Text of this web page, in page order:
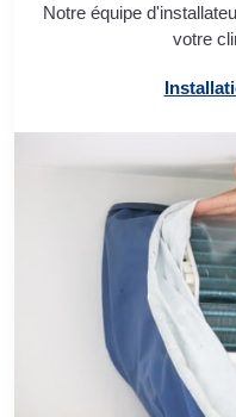
Notre équipe
votre